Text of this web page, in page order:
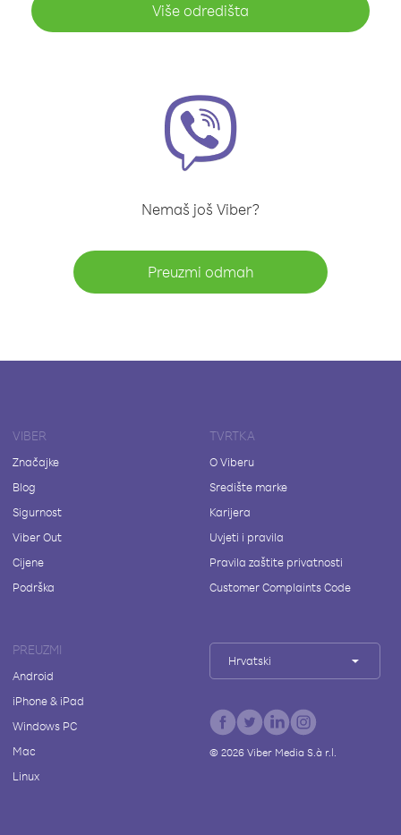
Više odredišta
Nemaš još Viber?
Preuzmi odmah
VIBER
Značajke
Blog
Sigurnost
Viber Out
Cijene
Podrška
TVRTKA
O Viberu
Središte marke
Karijera
Uvjeti i pravila
Pravila zaštite privatnosti
Customer Complaints Code
PREUZMI
Android
iPhone & iPad
Windows PC
Mac
Linux
Hrvatski
© 2026Viber Media S.à r.l.